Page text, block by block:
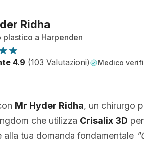
Ridha
plastico a Harpenden
4.9 (103 Valutazioni) Medico
Mr Hyder Ridha, un chirurgo
che utilizza Crisalix 3D
alla tua domanda fondamentale